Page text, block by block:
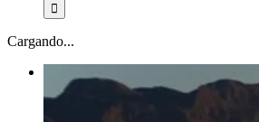
Cargando...